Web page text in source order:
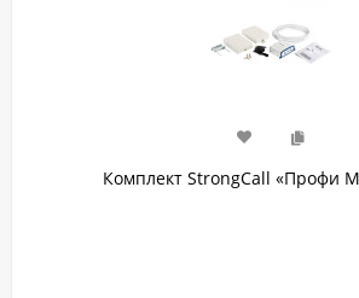
Комплект StrongCall «Профи